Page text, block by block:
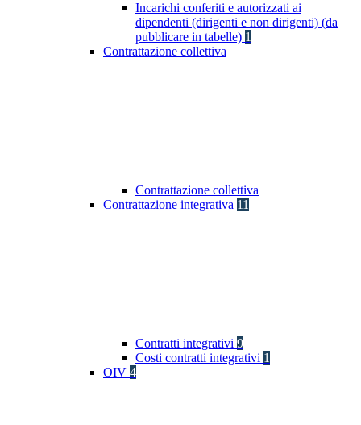
Incarichi conferiti e autorizzati ai
dipendenti (dirigenti e non dirigenti) (da
pubblicare in tabelle) 1
Contrattazione collettiva
Contrattazione collettiva
Contrattazione integrativa 11
Contratti integrativi 9
Costi contratti integrativi 1
OIV 4